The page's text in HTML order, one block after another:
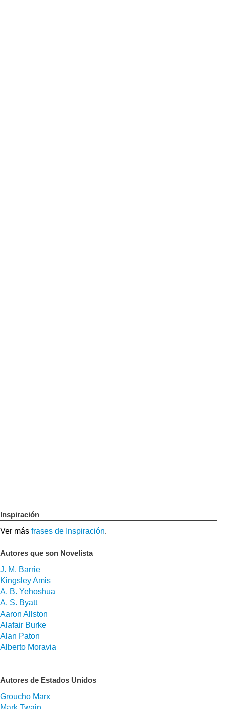
Inspiración
Ver más frases de Inspiración.
Autores que son Novelista
J. M. Barrie
Kingsley Amis
A. B. Yehoshua
A. S. Byatt
Aaron Allston
Alafair Burke
Alan Paton
Alberto Moravia
Autores de Estados Unidos
Groucho Marx